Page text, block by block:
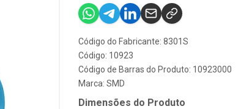
Código do Fabricante: 8301S
Código: 10923
Código de Barras do Produto: 10923000
Marca: SMD
Dimensões do Produto